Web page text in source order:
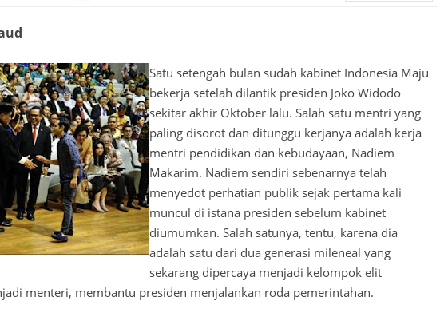
Satu setengah bulan sudah kabinet Indonesia Maju
bekerja setelah dilantik presiden Joko Widodo
sekitar akhir Oktober lalu. Salah satu mentri yang
paling disorot dan ditunggu kerjanya adalah kerja
mentri pendidikan dan kebudayaan, Nadiem
Makarim. Nadiem sendiri sebenarnya telah
menyedot perhatian publik sejak pertama kali
muncul di istana presiden sebelum kabinet
diumumkan. Salah satunya, tentu, karena dia
adalah satu dari dua generasi mileneal yang
sekarang dipercaya menjadi kelompok elit
menteri, membantu presiden menjalankan roda pemerintahan.